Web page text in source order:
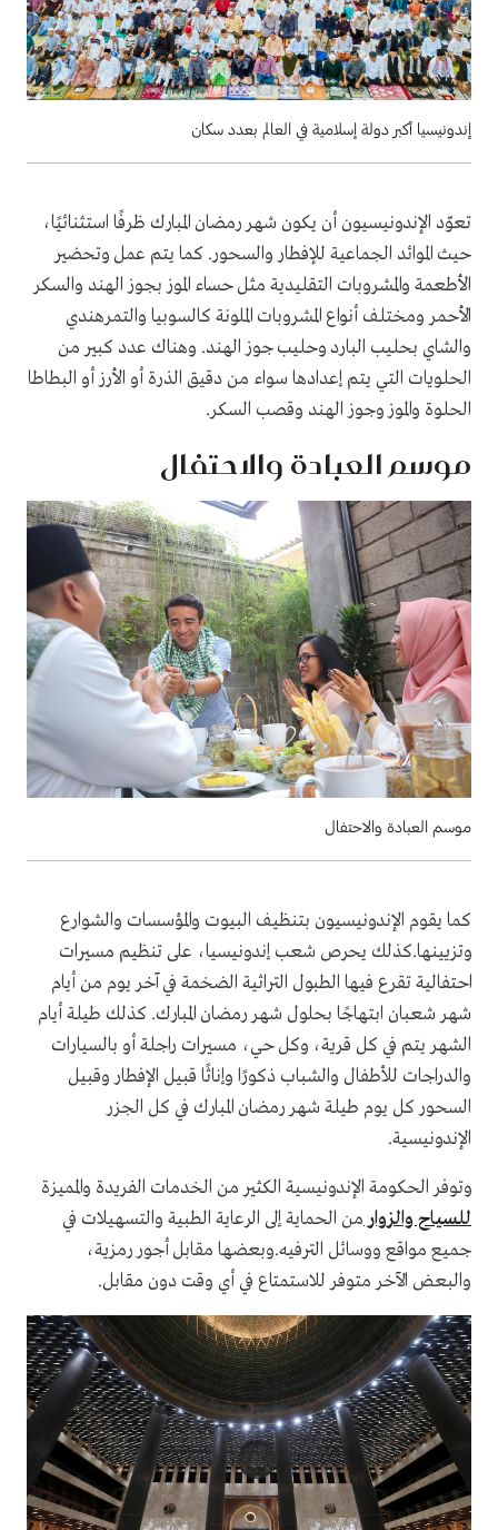
إندونيسيا أكبر دولة إسلامية في العالم بعدد سكان
تعوّد الإندونيسيون أن يكون شهر رمضان المبارك ظرفًا استثنائيًا،
حيث الموائد الجماعية للإفطار والسحور. كما يتم عمل وتحضير
الأطعمة والمشروبات التقليدية مثل حساء الموز بجوز الهند والسكر
الأحمر ومختلف أنواع المشروبات الملونة كالسوبيا والتمرهندي
والشاي بحليب البارد وحليب جوز الهند. وهناك عدد كبير من
الحلويات التي يتم إعدادها سواء من دقيق الذرة أو الأرز أو البطاطا
الحلوة والموز وجوز الهند وقصب السكر.
موسم العبادة والاحتفال
موسم العبادة والاحتفال
كما يقوم الإندونيسيون بتنظيف البيوت والمؤسسات والشوارع
وتزيينها.كذلك يحرص شعب إندونيسيا، على تنظيم مسيرات
احتفالية تقرع فيها الطبول التراثية الضخمة في آخر يوم من أيام
شهر شعبان ابتهاجًا بحلول شهر رمضان المبارك. كذلك طيلة أيام
الشهر يتم في كل قرية، وكل حي، مسيرات راجلة أو بالسيارات
والدراجات للأطفال والشباب ذكورًا وإناثًا قبيل الإفطار وقبيل
السحور كل يوم طيلة شهر رمضان المبارك في كل الجزر
الإندونيسية.
وتوفر الحكومة الإندونيسية الكثير من الخدمات الفريدة والمميزة
للسياح والزوار من الحماية إلى الرعاية الطبية والتسهيلات في
جميع مواقع ووسائل الترفيه.وبعضها مقابل أجور رمزية،
والبعض الآخر متوفر للاستمتاع في أي وقت دون مقابل.